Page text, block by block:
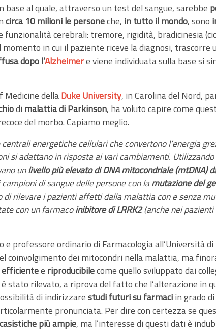
al quale, attraverso un test del sangue, sarebbe
circa 10 milioni le personeche, in tutto il mondo, sono
funzionalità cerebrali: tremore, rigidità, bradicinesia
in cui il paziente riceve la diagnosi, trascorre
dopo l’Alzheimere viene individuata sulla base si
Medicine dellaDuke University, in Carolina del Nord,
di malattia di Parkinson, ha voluto capire come
del morbo. Capiamo meglio.
energetiche cellulari che convertono l’energia
si adattano in risposta ai vari cambiamenti.
unlivello più elevato di DNA mitocondriale (mtDNA)
di sangue delle persone con lamutazione del
rilevare i pazienti affetti dalla malattia con e senza
con un farmacoinibitore di LRRK2(anche nei
professore ordinario di Farmacologia all’Università
coinvolgimento dei mitocondri nella malattia, ma
efficientee riproducibilecome quello sviluppato dai
stato rilevato, a riprova del fatto che l’alterazione in
di indirizzarestudi futuri su farmaciin grado di
pronunciata. Per dire con certezza se
più ampie, ma l’interesse di questi dati è